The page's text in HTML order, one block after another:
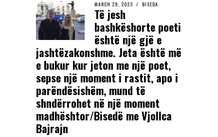
MARCH 29, 2023 BISEDA
Të jesh
bashkëshorte poeti
është një gjë e
jashtëzakonshme. Jeta është më
e bukur kur jeton me një poet,
sepse një moment i rastit, apo i
parëndësishëm, mund të
shndërrohet në një moment
madhështor/Bisedë me Vjollca
Bajrajn